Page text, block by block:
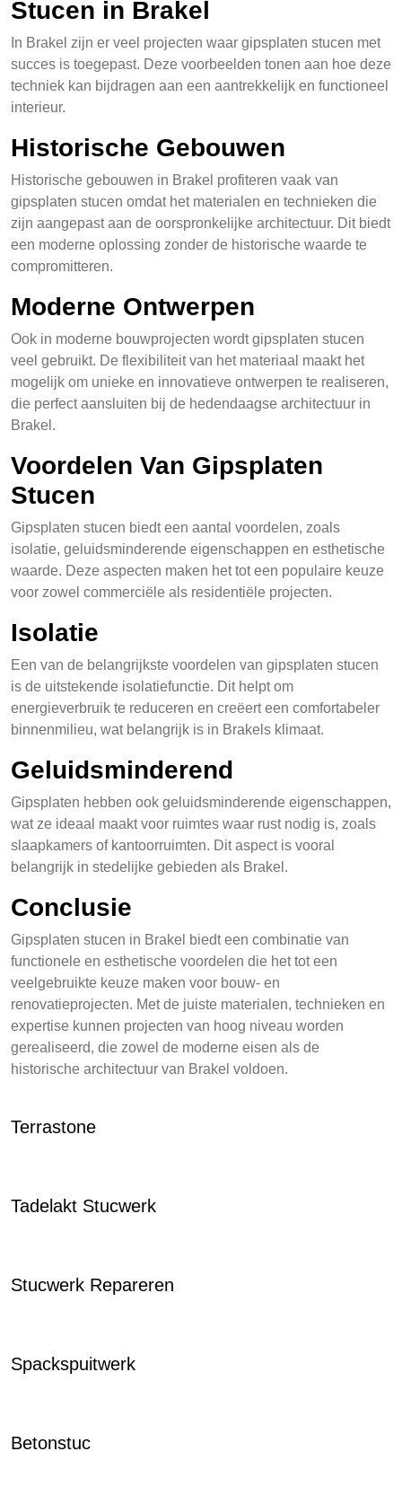
Stucen in Brakel
In Brakel zijn er veel projecten waar gipsplaten stucen met
succes is toegepast. Deze voorbeelden tonen aan hoe deze
techniek kan bijdragen aan een aantrekkelijk en functioneel
interieur.
Historische Gebouwen
Historische gebouwen in Brakel profiteren vaak van
gipsplaten stucen omdat het materialen en technieken die
zijn aangepast aan de oorspronkelijke architectuur. Dit biedt
een moderne oplossing zonder de historische waarde te
compromitteren.
Moderne Ontwerpen
Ook in moderne bouwprojecten wordt gipsplaten stucen
veel gebruikt. De flexibiliteit van het materiaal maakt het
mogelijk om unieke en innovatieve ontwerpen te realiseren,
die perfect aansluiten bij de hedendaagse architectuur in
Brakel.
Voordelen Van Gipsplaten
Stucen
Gipsplaten stucen biedt een aantal voordelen, zoals
isolatie, geluidsminderende eigenschappen en esthetische
waarde. Deze aspecten maken het tot een populaire keuze
voor zowel commerciële als residentiële projecten.
Isolatie
Een van de belangrijkste voordelen van gipsplaten stucen
is de uitstekende isolatiefunctie. Dit helpt om
energieverbruik te reduceren en creëert een comfortabeler
binnenmilieu, wat belangrijk is in Brakels klimaat.
Geluidsminderend
Gipsplaten hebben ook geluidsminderende eigenschappen,
wat ze ideaal maakt voor ruimtes waar rust nodig is, zoals
slaapkamers of kantoorruimten. Dit aspect is vooral
belangrijk in stedelijke gebieden als Brakel.
Conclusie
Gipsplaten stucen in Brakel biedt een combinatie van
functionele en esthetische voordelen die het tot een
veelgebruikte keuze maken voor bouw- en
renovatieprojecten. Met de juiste materialen, technieken en
expertise kunnen projecten van hoog niveau worden
gerealiseerd, die zowel de moderne eisen als de
historische architectuur van Brakel voldoen.
Terrastone
Tadelakt Stucwerk
Stucwerk Repareren
Spackspuitwerk
Betonstuc